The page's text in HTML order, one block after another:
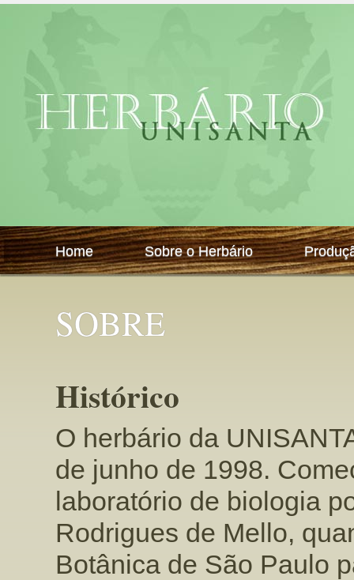
Home Sobre o Herbário
SOBRE
Histórico
O herbário da
de junho de 1998.
laboratório de biologia
Rodrigues de Mello,
Botânica de São Paulo